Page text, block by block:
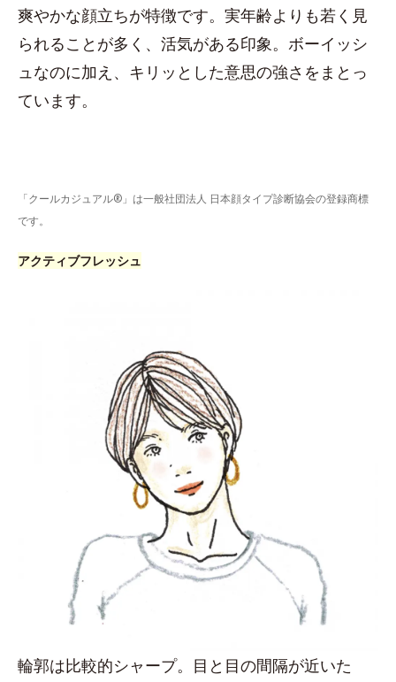
爽やかな顔立ちが特徴です。実年齢よりも若く見
られることが多く、活気がある印象。ボーイッシ
ュなのに加え、キリッとした意思の強さをまとっ
ています。
「クールカジュアル®」は一般社団法人 日本顔タイプ診断協会の登録商標
です。
アクティブフレッシュ
輪郭は比較的シャープ。目と目の間隔が近いた